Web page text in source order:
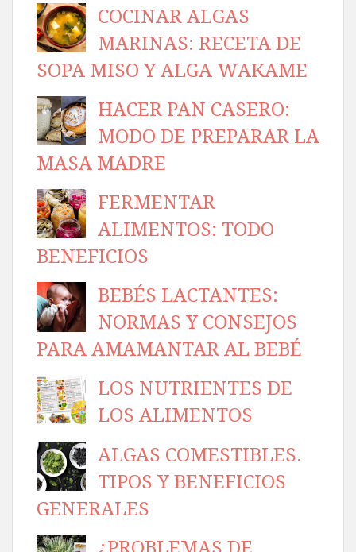
COCINAR ALGAS
MARINAS: RECETA DE
SOPA MISO Y ALGA WAKAME
HACER PAN CASERO:
MODO DE PREPARAR LA
MASA MADRE
FERMENTAR
ALIMENTOS: TODO
BENEFICIOS
BEBÉS LACTANTES:
NORMAS Y CONSEJOS
PARA AMAMANTAR AL BEBÉ
LOS NUTRIENTES DE
LOS ALIMENTOS
ALGAS COMESTIBLES.
TIPOS Y BENEFICIOS
GENERALES